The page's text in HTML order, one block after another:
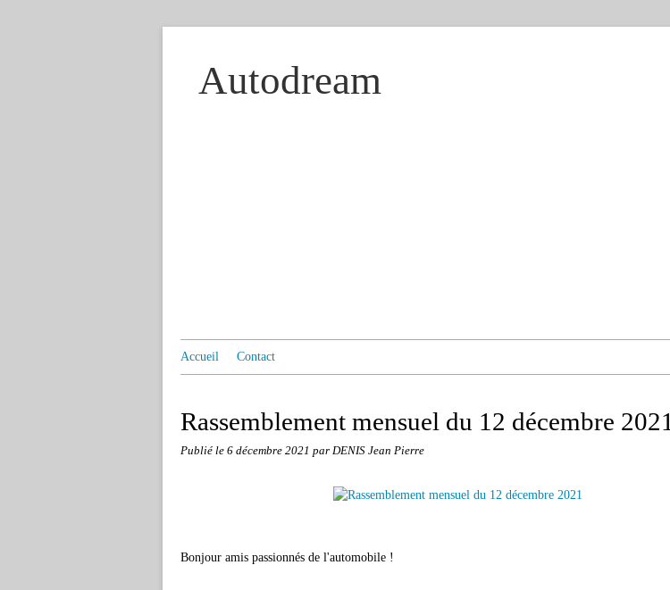
Autodream
Accueil Contact
Rassemblement mensuel du 12 décembre 2021
Publié le 6 décembre 2021 par DENIS Jean Pierre
Bonjour amis passionnés de l'automobile !